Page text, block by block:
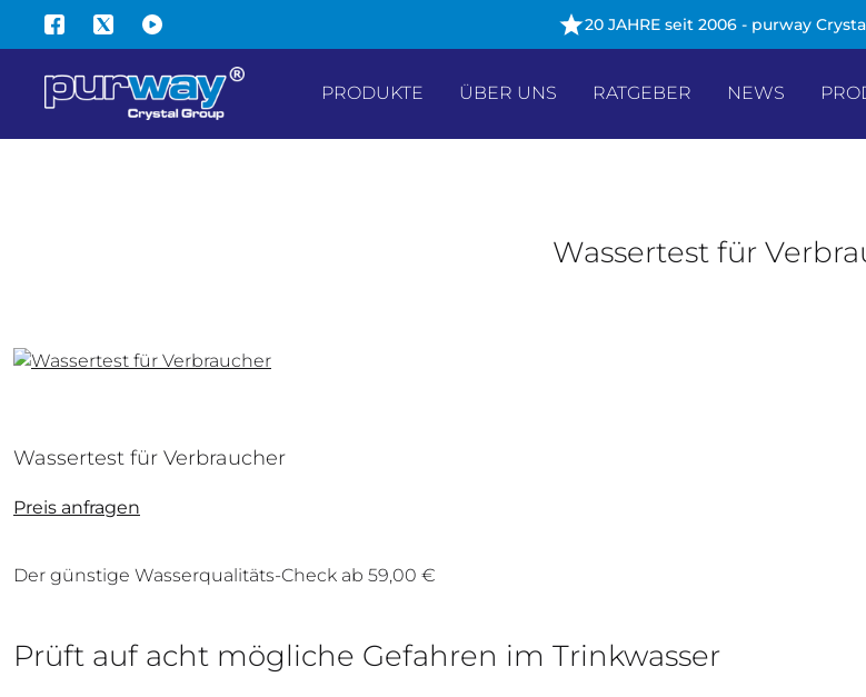
SPRINGEN
- Auf alle Wasserfiltergehäuse 20 JAHRE seit 2006 - purway
PRODUKTE ÜBER UNS RATGEBER NEWS
Wassertest für
Wassertest für Verbraucher
Preis anfragen
Der günstige Wasserqualitäts-Check ab 59,00 €
Prüft auf acht mögliche Gefahren im Trinkwasser